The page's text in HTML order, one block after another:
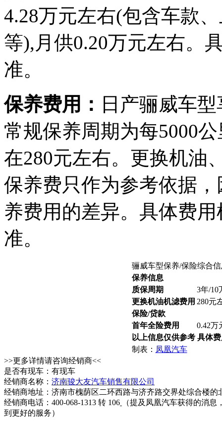
4.28万元左右(包含车款
等),月供0.20万元左右。
准。
保养费用： 日产骊威车
常规保养周期为每5000
在280元左右。更换机油
保养费只作为参考依据
养费用的差异。具体费
准。
骊威车型保养/保险综合
保养信息
质保周期
3年/10
更换机油机滤费用 280元
保险/贷款
首年全险费用
0.42万
以上信息仅供参考 具体
制表： 凤凰汽车
>>更多详情请咨询经销商<<
是否有现车：有现车
经销商名称： 济南骏大友汽车销售有限公司
经销商地址：济南市槐荫区二环西路与济齐路交界处综合楼的
经销商电话：400-068-1313 转 106
（提及凤凰汽车获得的消息
到更好的服务）